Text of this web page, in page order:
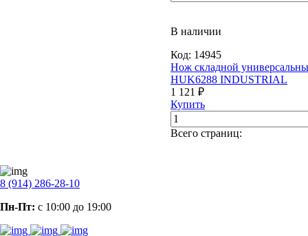
В наличии
Код: 14945
Нож складной
HUK6288 INDUSTRIAL
1 121 ₽
Купить
Всего страниц:
8 (914) 286-28-10
Пн-Пт: с 10:00 до 19:00